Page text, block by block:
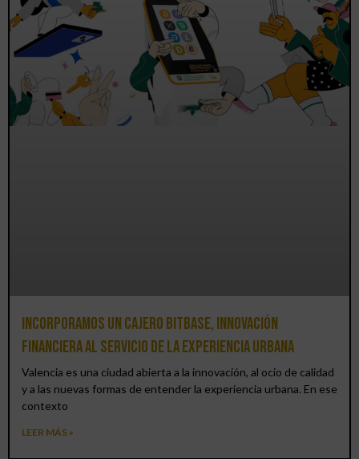
Incorporamos un cajero BitBase, innovación
financiera al servicio de la experiencia urbana
Valencia es una ciudad abierta a la innovación, al ocio de calidad
y a las nuevas formas de entender la experiencia urbana. En ese
contexto
LEER MÁS »